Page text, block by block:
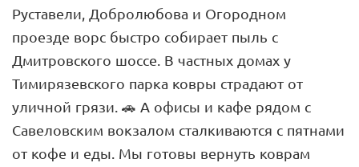
Руставели, Добролюбова и Огородном
проезде ворс быстро собирает пыль с
Дмитровского шоссе. В частных домах у
Тимирязевского парка ковры страдают от
уличной грязи. 🚗 А офисы и кафе рядом с
Савеловским вокзалом сталкиваются с пятнами
от кофе и еды. Мы готовы вернуть коврам